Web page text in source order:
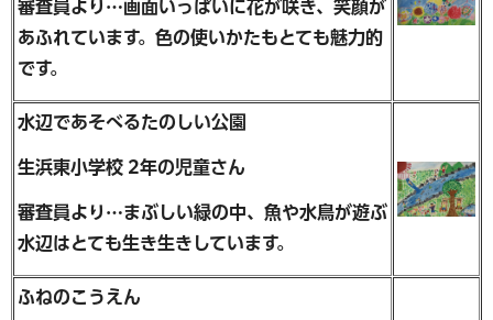
審査員より…画面いっぱいに花が咲き、笑顔が
あふれています。色の使いかたもとても魅力的
です。
水辺であそべるたのしい公園
生浜東小学校 2年の児童さん
審査員より…まぶしい緑の中、魚や水鳥が遊ぶ
水辺はとても生き生きしています。
ふねのこうえん